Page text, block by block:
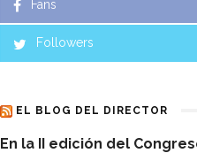
Fans
Followers
EL BLOG DEL DIRECTOR
En la II edición del